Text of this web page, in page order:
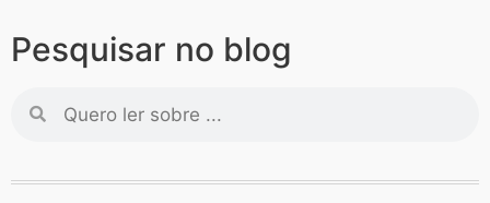
Pesquisar no blog